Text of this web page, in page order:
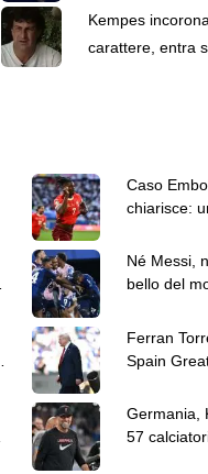
Maradona e
Kempes
carattere, entra
Caso
chiarisce:
Né Messi,
bello del
Ferran
Spain
Germania,
57